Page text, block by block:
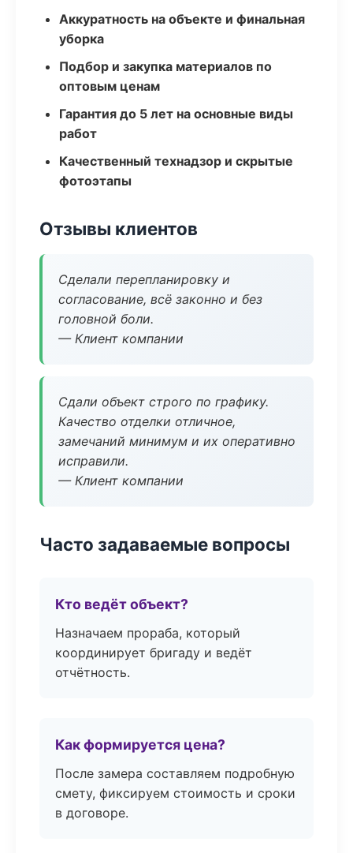
Аккуратность на объекте и финальная
уборка
Подбор и закупка материалов по
оптовым ценам
Гарантия до 5 лет на основные виды
работ
Качественный технадзор и скрытые
фотоэтапы
Отзывы клиентов
Сделали перепланировку и
согласование, всё законно и без
головной боли.
— Клиент компании
Сдали объект строго по графику.
Качество отделки отличное,
замечаний минимум и их оперативно
исправили.
— Клиент компании
Часто задаваемые вопросы
Кто ведёт объект?
Назначаем прораба, который
координирует бригаду и ведёт
отчётность.
Как формируется цена?
После замера составляем подробную
смету, фиксируем стоимость и сроки
в договоре.